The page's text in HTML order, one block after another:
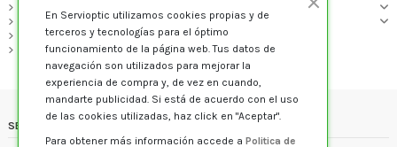
GAFAS DE SOL
Audiología
VARIOS
SERVIOPTIC
En Servioptic utilizamos cookies propias y de
terceros y tecnologías para el óptimo
funcionamiento de la página web. Tus datos de
navegación son utilizados para mejorar la
experiencia de compra y, de vez en cuando,
mandarte publicidad. Si está de acuerdo con el uso
de las cookies utilizadas, haz click en "Aceptar".
Para obtener más información accede a Politica de